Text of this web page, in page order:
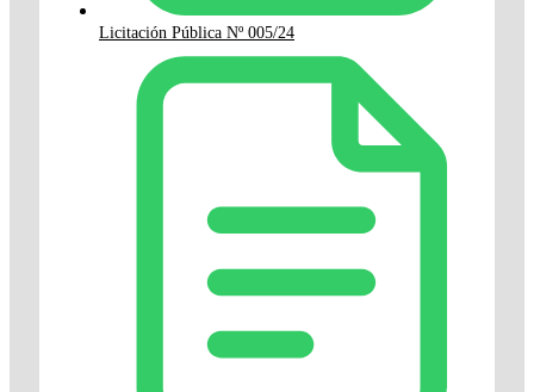
Licitación Pública Nº 005/24